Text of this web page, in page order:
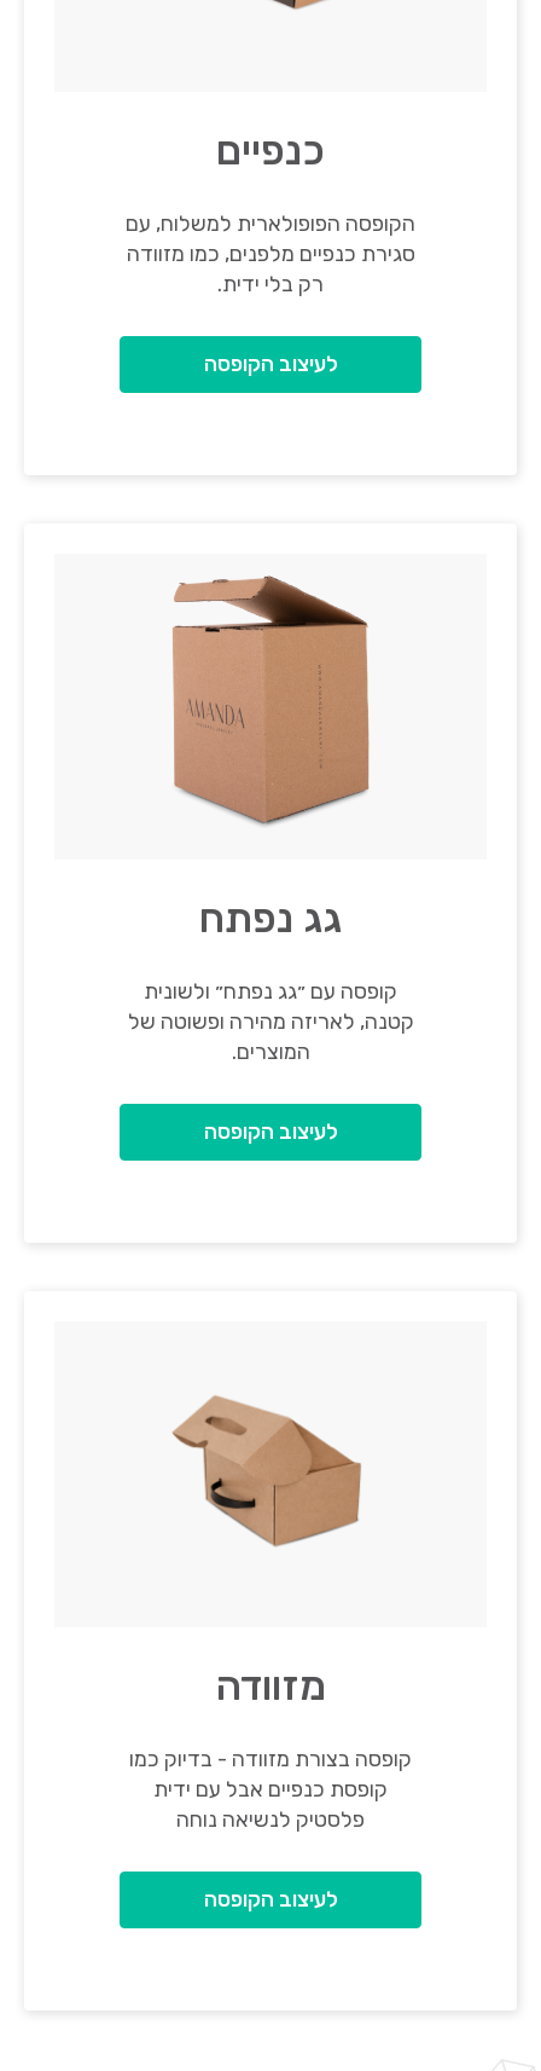
כנפיים
הקופסה הפופולארית למשלוח, עם
סגירת כנפיים מלפנים, כמו מזוודה
רק בלי ידית.
לעיצוב הקופסה
גג נפתח
קופסה עם ״גג נפתח״ ולשונית
קטנה, לאריזה מהירה ופשוטה של
המוצרים.
לעיצוב הקופסה
מזוודה
קופסה בצורת מזוודה - בדיוק כמו
קופסת כנפיים אבל עם ידית
פלסטיק לנשיאה נוחה
לעיצוב הקופסה